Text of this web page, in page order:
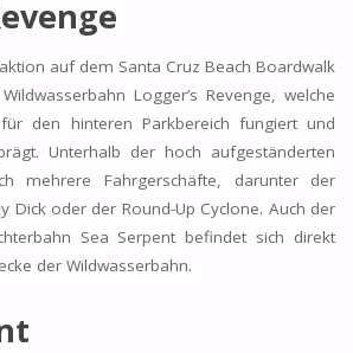
auf dem Santa Cruz Beach Boardwalk
Logger’s Revenge, welche
den hinteren Parkbereich fungiert und
Unterhalb der hoch aufgeständerten
mehrere Fahrgerschäfte, darunter der
Dick oder der Round-Up Cyclone. Auch der
Sea Serpent befindet sich direkt
der Wildwasserbahn.